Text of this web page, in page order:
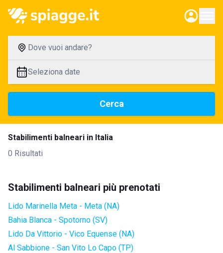
Dove vuoi andare?
Seleziona date
Cerca
Stabilimenti balneari in Italia
0 Risultati
Stabilimenti balneari più prenotati
Lido Marinella Meta - Meta (NA)
Bahia Blanca - Spotorno (SV)
Lido Da Vittorio - Vico Equense (NA)
Al Sabbione - San Vito Lo Capo (TP)